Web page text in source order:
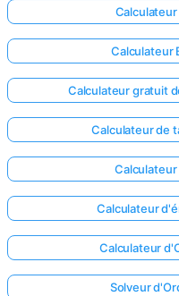
Calculateur
Calculateur gratuit
Calculateur de
Calculateur
Calculateur
Solveur